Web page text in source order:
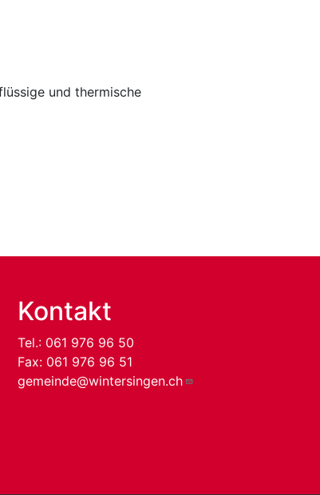
und thermische
Kontakt
Tel.: 061 976 96 50
Fax: 061 976 96 51
gemeinde@wintersingen.ch